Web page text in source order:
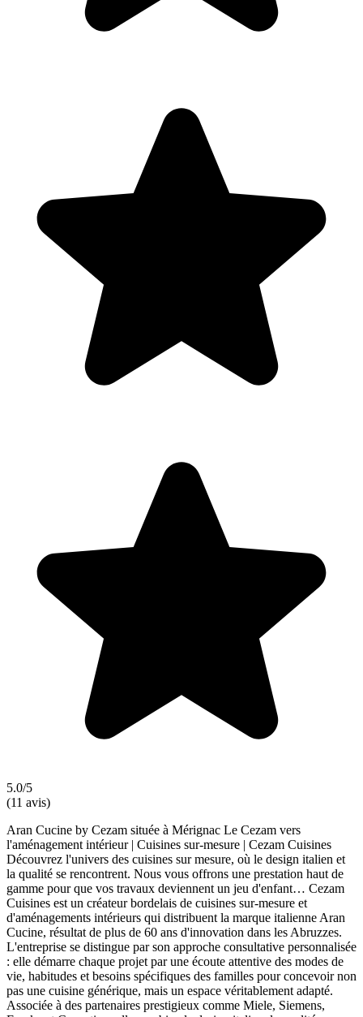
5.0/5
(11 avis)
Aran Cucine by Cezam située à Mérignac Le Cezam vers
l'aménagement intérieur | Cuisines sur-mesure | Cezam Cuisines
Découvrez l'univers des cuisines sur mesure, où le design italien et
la qualité se rencontrent. Nous vous offrons une prestation haut de
gamme pour que vos travaux deviennent un jeu d'enfant… Cezam
Cuisines est un créateur bordelais de cuisines sur-mesure et
d'aménagements intérieurs qui distribuent la marque italienne Aran
Cucine, résultat de plus de 60 ans d'innovation dans les Abruzzes.
L'entreprise se distingue par son approche consultative personnalisée
: elle démarre chaque projet par une écoute attentive des modes de
vie, habitudes et besoins spécifiques des familles pour concevoir non
pas une cuisine générique, mais un espace véritablement adapté.
Associée à des partenaires prestigieux comme Miele, Siemens,